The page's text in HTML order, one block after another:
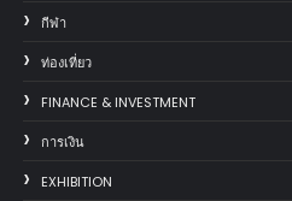
กีฬา
ท่องเที่ยว
FINANCE & INVESTMENT
การเงิน
EXHIBITION